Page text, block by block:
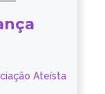
Ateísta